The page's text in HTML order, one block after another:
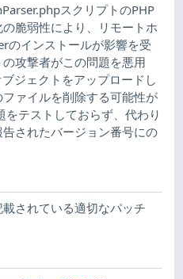
スクリプトのPHP
脆弱性により、リモートホ
のインストールが影響を受
攻撃者がこの問題を悪用
ジェクトをアップロードし
ァイルを削除する可能性が
テストしておらず、代わり
されたバージョン番号にの
されている適切なパッチ